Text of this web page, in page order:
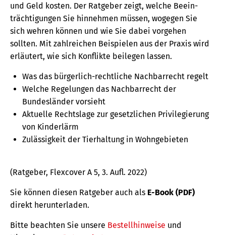
und Geld kosten. Der Ratgeber zeigt, welche Beein­
träch­ti­gungen Sie hin­nehmen müssen, wogegen Sie
sich wehren können und wie Sie dabei vorgehen
sollten. Mit zahlreichen Beispielen aus der Praxis wird
erläutert, wie sich Konflikte beilegen lassen.
Was das bürgerlich-rechtliche Nachbarrecht regelt
Welche Regelungen das Nachbarrecht der
Bundesländer vorsieht
Aktuelle Rechtslage zur gesetzlichen Privilegierung
von Kinderlärm
Zulässigkeit der Tierhaltung in Wohngebieten
(Ratgeber, Flexcover A 5, 3. Aufl. 2022)
Sie können diesen Ratgeber auch als E-Book (PDF)
direkt herunterladen.
Bitte beachten Sie unsere Bestellhinweise und